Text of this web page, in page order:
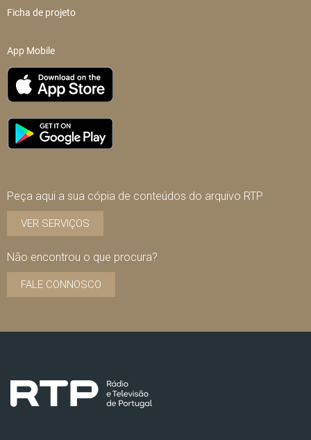
Ficha de projeto
App Mobile
Peça aqui a sua cópia de conteúdos do arquivo RTP
VER SERVIÇOS
Não encontrou o que procura?
FALE CONNOSCO